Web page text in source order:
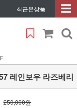
최근본상품
레인보우 라즈베리
250,000원